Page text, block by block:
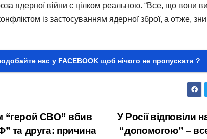
ядерної війни є цілком реальною. “Все, що вони
із застосуванням ядерної зброї, а отже,
нас у FACEBOOK щоб нічого не пропускати ?
У Росії відповіли
“допомогою” –
“герой СВО” вбив
та друга: причина